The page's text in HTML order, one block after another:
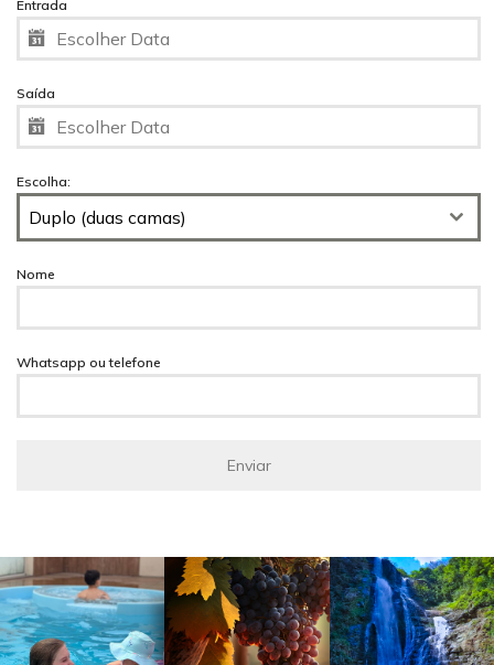
Entrada
Saída
Escolha:
Duplo (duas camas)
Nome
Whatsapp ou telefone
Enviar